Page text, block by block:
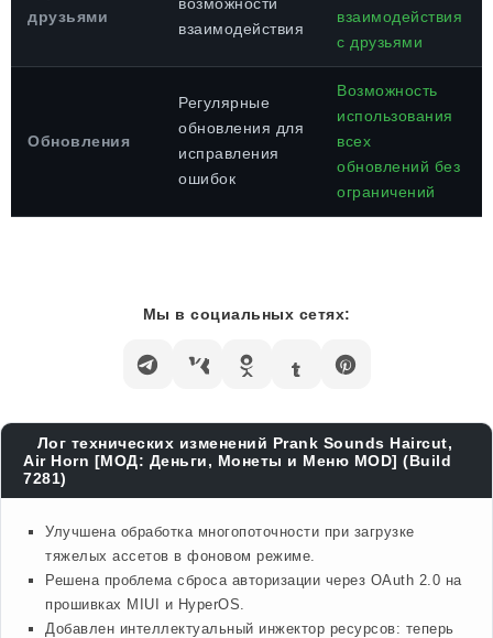
друзьями
взаимодействия
взаимодействия
с друзьями
Обновления
Регулярные
обновления для
исправления
ошибок
Возможность
использования
всех
обновлений без
ограничений
Мы в социальных сетях:
Лог технических изменений Prank Sounds Haircut,
Air Horn [МОД: Деньги, Монеты и Меню MOD] (Build
7281)
Улучшена обработка многопоточности при загрузке
тяжелых ассетов в фоновом режиме.
Решена проблема сброса авторизации через OAuth 2.0 на
прошивках MIUI и HyperOS.
Добавлен интеллектуальный инжектор ресурсов: теперь